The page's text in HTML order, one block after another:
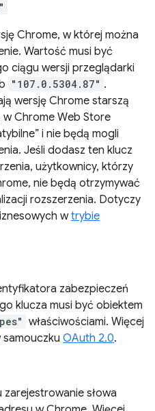
Chrome, w której można
Wartość musi być
ciągu wersji przeglądarki
"107.0.5304.87" .
wersję Chrome starszą
w Chrome Web Store
i nie będą mogli
Jeśli dodasz ten klucz
użytkownicy, którzy
nie będą otrzymywać
rozszerzenia. Dotyczy
wtrybie
zabezpieczeń
klucza musi być obiektem
właściwościami. Więcej
samouczku OAuth 2.0.
zarejestrowanie słowa